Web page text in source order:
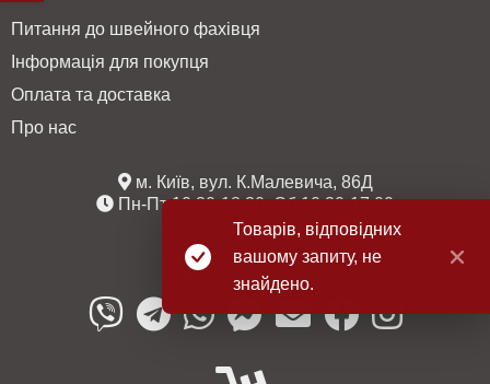
Товарів, відповідних
вашому запиту, не
знайдено.
Питання до швейного фахівця
Інформація для покупця
Оплата та доставка
Про нас
м. Київ, вул. К.Малевича, 86Д
Пн-Пт 10:30-18:30, Сб 10:30-17:00
067 235 38 77
093 776 87 87